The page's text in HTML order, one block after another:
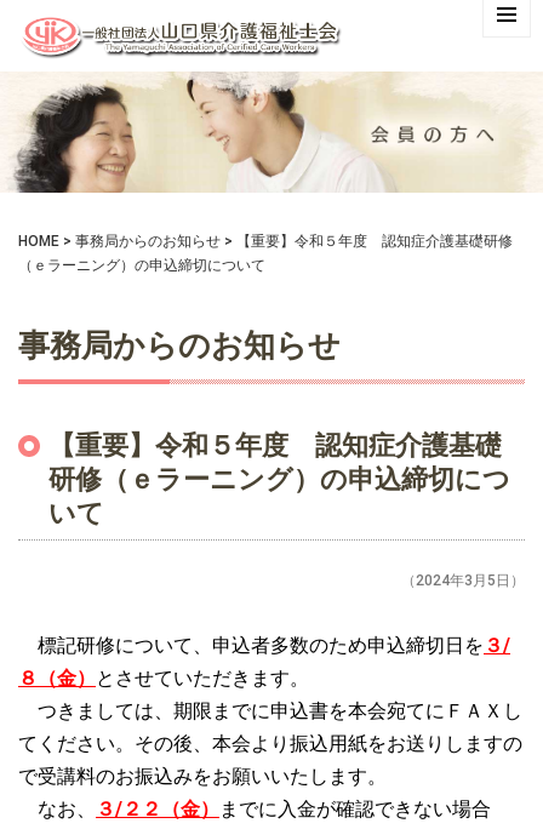
HOME > 事務局からのお知らせ >
【重要】令和５年度 認知症介護基礎研修
（ｅラーニング）の申込締切について
事務局からのお知らせ
【重要】令和５年度 認知症介護基礎
研修（ｅラーニング）の申込締切につ
いて
（2024年3月5日）
標記研修について、申込者多数のため申込締切日を ３/
８（金） とさせていただきます。
つきましては、期限までに申込書を本会宛てにＦＡＸし
てください。その後、本会より振込用紙をお送りしますの
で受講料のお振込みをお願いいたします。
なお、
３/２２（金）
までに入金が確認できない場合